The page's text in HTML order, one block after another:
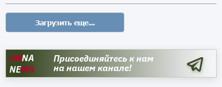
ANNA
NEWS
Присоединяйтесь к нам
на нашем канале!